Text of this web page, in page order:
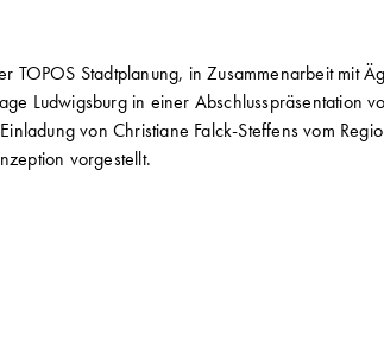
Stadtplanung, in Zusammenarbeit mit
Ludwigsburg in einer Abschlusspräsentation
von Christiane Falck-Steffens vom
vorgestellt.